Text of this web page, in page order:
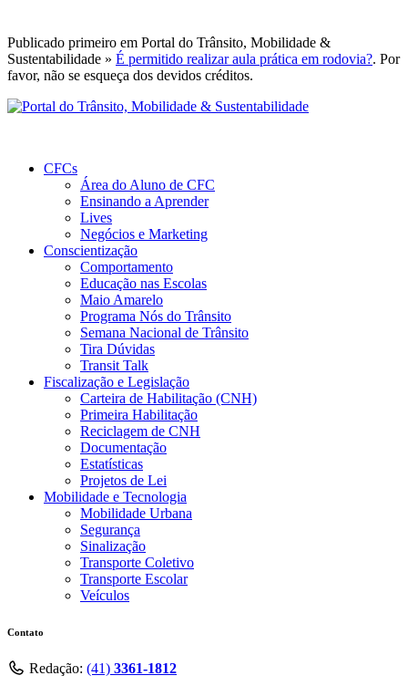
Publicado primeiro em Portal do Trânsito, Mobilidade &
Sustentabilidade » É permitido realizar aula prática em rodovia?. Por
favor, não se esqueça dos devidos créditos.
CFCs
Área do Aluno de CFC
Ensinando a Aprender
Lives
Negócios e Marketing
Conscientização
Comportamento
Educação nas Escolas
Maio Amarelo
Programa Nós do Trânsito
Semana Nacional de Trânsito
Tira Dúvidas
Transit Talk
Fiscalização e Legislação
Carteira de Habilitação (CNH)
Primeira Habilitação
Reciclagem de CNH
Documentação
Estatísticas
Projetos de Lei
Mobilidade e Tecnologia
Mobilidade Urbana
Segurança
Sinalização
Transporte Coletivo
Transporte Escolar
Veículos
Contato
Redação: (41) 3361-1812